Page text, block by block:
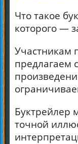
Что такое
которого —
Участникам
предлагаем
Буктрейлер
точной